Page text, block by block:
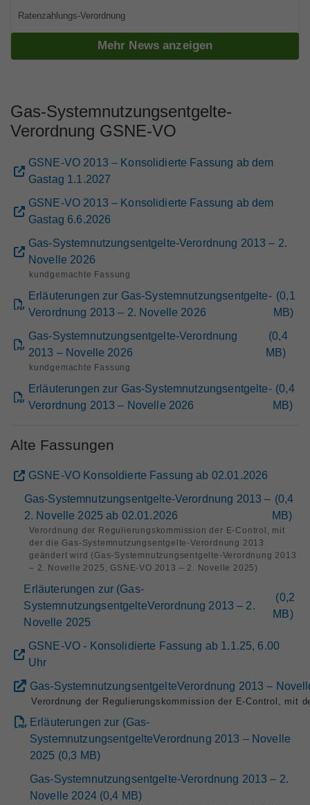
Marktteilnehmer
Ratenzahlungs-Verordnung
Mehr News anzeigen
Gas-Systemnutzungsentgelte-
Verordnung GSNE-VO
GSNE-VO 2013 – Konsolidierte Fassung ab dem
Gastag 1.1.2027
GSNE-VO 2013 – Konsolidierte Fassung ab dem
Gastag 6.6.2026
Gas-Systemnutzungsentgelte-Verordnung 2013 – 2.
Novelle 2026
kundgemachte Fassung
Erläuterungen zur Gas-Systemnutzungsentgelte-
Verordnung 2013 – 2. Novelle 2026
(0,1
MB)
Gas-Systemnutzungsentgelte-Verordnung
2013 – Novelle 2026
(0,4
MB)
kundgemachte Fassung
Erläuterungen zur Gas-Systemnutzungsentgelte-
Verordnung 2013 – Novelle 2026
(0,4
MB)
Alte Fassungen
GSNE-VO Konsoldierte Fassung ab 02.01.2026
Gas-Systemnutzungsentgelte-Verordnung 2013 –
2. Novelle 2025 ab 02.01.2026
(0,4
MB)
Verordnung der Regulierungskommission der E-Control, mit
der die Gas-Systemnutzungsentgelte-Verordnung 2013
geändert wird (Gas-Systemnutzungsentgelte-Verordnung 2013
– 2. Novelle 2025, GSNE-VO 2013 – 2. Novelle 2025)
Erläuterungen zur (Gas-
SystemnutzungsentgelteVerordnung 2013 – 2.
Novelle 2025
(0,2
MB)
GSNE-VO - Konsolidierte Fassung ab 1.1.25, 6.00
Uhr
Gas-SystemnutzungsentgelteVerordnung 2013 –
Verordnung der Regulierungskommission der E-Control, mit
Erläuterungen zur (Gas-
SystemnutzungsentgelteVerordnung 2013 – Novelle
2025 (0,3 MB)
Gas-Systemnutzungsentgelte-Verordnung 2013 – 2.
Novelle 2024 (0,4 MB)